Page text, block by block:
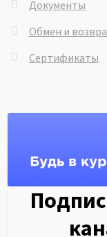
Документы
Обмен и
Сертификаты
Информация
Гарантия на
Об обучающем
Рассрочка 0%